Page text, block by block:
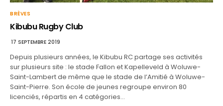
BRÈVES
Kibubu Rugby Club
17 SEPTEMBRE 2019
Depuis plusieurs années, le Kibubu RC partage ses activités
sur plusieurs site : le stade Fallon et Kapelleveld à Woluwe-
Saint-Lambert de même que le stade de l’Amitié à Woluwe-
Saint-Pierre. Son école de jeunes regroupe environ 80
licenciés, répartis en 4 catégories…